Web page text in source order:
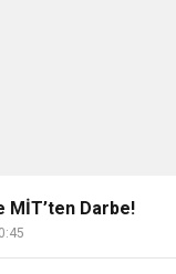
Darbe!